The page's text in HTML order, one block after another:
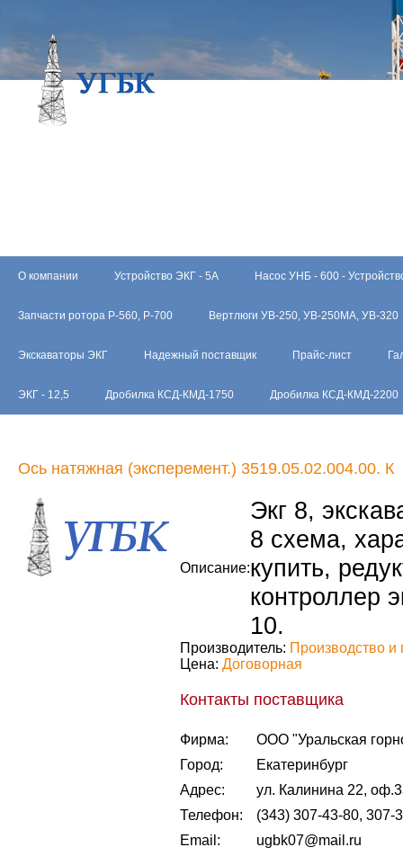
О компании Устройство ЭКГ - 5А Насос УНБ - 600 -
Запчасти ротора Р-560, Р-700 Вертлюги УВ-250, УВ-250МА, УВ-320
Экскаваторы ЭКГ Надежный поставщик Прайс-лист
ЭКГ - 12,5 Дробилка КСД-КМД-1750 Дробилка КСД-КМД-2200
Ось натяжная (эксперемент.) 3519.05.02.004.00. К
Описание:
Экг 8,
8 схема,
купить,
контроллер
10.
Производитель: Производство и
Цена: Договорная
Контакты поставщика
Фирма:
ООО "Уральская
Город:
Екатеринбург
Адрес:
ул. Калинина 22,
Телефон:
(343) 307-43-80, 307-
Email:
ugbk07@mail.ru